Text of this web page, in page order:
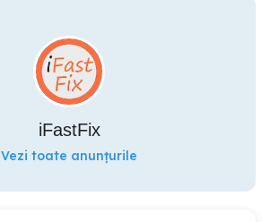
iFastFix
Vezi toate anunțurile